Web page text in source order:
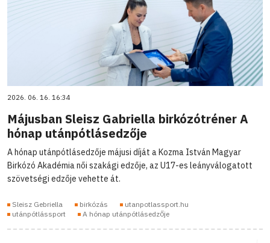
2026. 06. 16. 16:34
Májusban Sleisz Gabriella birkózótréner A
hónap utánpótlásedzője
A hónap utánpótlásedzője májusi díját a Kozma István Magyar
Birkózó Akadémia női szakági edzője, az U17-es leányválogatott
szövetségi edzője vehette át.
Sleisz Gebriella birkózás
utanpotlassport.hu
utánpótlássport
A hónap utánpótlásedzője